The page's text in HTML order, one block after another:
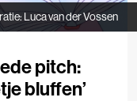
Luca van der Vossen
pitch:
bluffen’